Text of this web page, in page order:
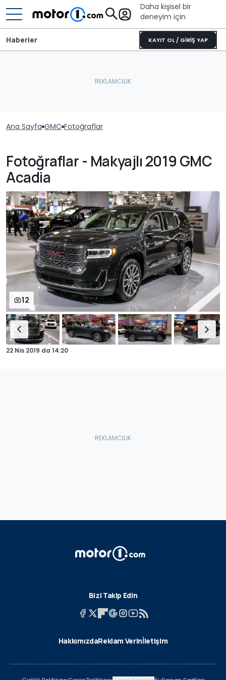
Daha kişisel bir
deneyim için
KAYIT OL / GİRİŞ YAP
Haberler
Ana Sayfa GMC Fotoğraflar
Fotoğraflar - Makyajlı 2019 GMC
Acadia
12
22 Nis 2019 da 14:20
Bizi Takip Edin
HakkımızdaReklam Verinİletişim